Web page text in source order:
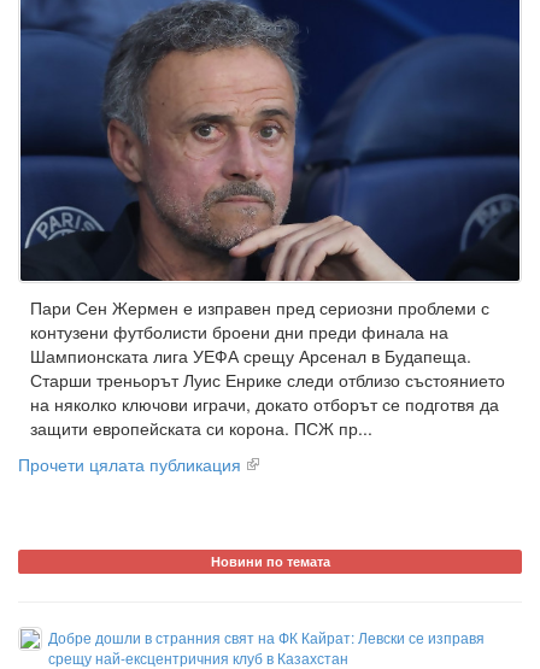
Пари Сен Жермен е изправен пред сериозни проблеми с
контузени футболисти броени дни преди финала на
Шампионската лига УЕФА срещу Арсенал в Будапеща.
Старши треньорът Луис Енрике следи отблизо състоянието
на няколко ключови играчи, докато отборът се подготвя да
защити европейската си корона. ПСЖ пр...
Прочети цялата публикация
Новини по темата
Добре дошли в странния свят на ФК Кайрат: Левски се изправя
срещу най-ексцентричния клуб в Казахстан